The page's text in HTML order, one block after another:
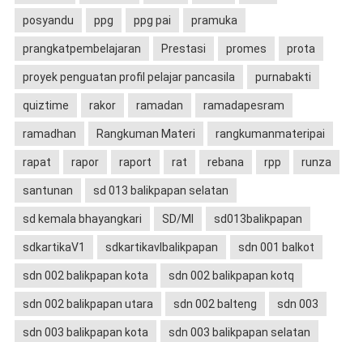
posyandu ppg ppg pai pramuka
prangkatpembelajaran Prestasi promes prota
proyek penguatan profil pelajar pancasila purnabakti
quiztime rakor ramadan ramadapesram
ramadhan Rangkuman Materi rangkumanmateripai
rapat rapor raport rat rebana rpp runza
santunan sd 013 balikpapan selatan
sd kemala bhayangkari SD/MI sd013balikpapan
sdkartikaV1 sdkartikavIbalikpapan sdn 001 balkot
sdn 002 balikpapan kota sdn 002 balikpapan kotq
sdn 002 balikpapan utara sdn 002 balteng sdn 003
sdn 003 balikpapan kota sdn 003 balikpapan selatan